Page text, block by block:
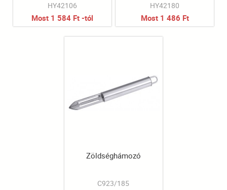
HY42106
Most 1 584 Ft -tól
HY42180
Most 1 486 Ft
Zöldséghámozó
C923/185